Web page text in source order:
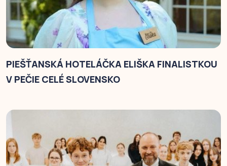
PIEŠŤANSKÁ HOTELÁČKA ELIŠKA FINALISTKOU
V PEČIE CELÉ SLOVENSKO